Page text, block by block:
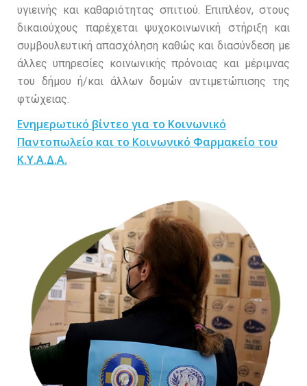
υγιεινής και καθαριότητας σπιτιού. Επιπλέον, στους
δικαιούχους παρέχεται ψυχοκοινωνική στήριξη και
συμβουλευτική απασχόληση καθώς και διασύνδεση µε
άλλες υπηρεσίες κοινωνικής πρόνοιας και μέριμνας
του δήμου ή/και άλλων δομών αντιμετώπισης της
φτώχειας.
Ενημερωτικό βίντεο για το Κοινωνικό
Παντοπωλείο και το Κοινωνικό Φαρμακείο του
Κ.Υ.Α.Δ.Α.